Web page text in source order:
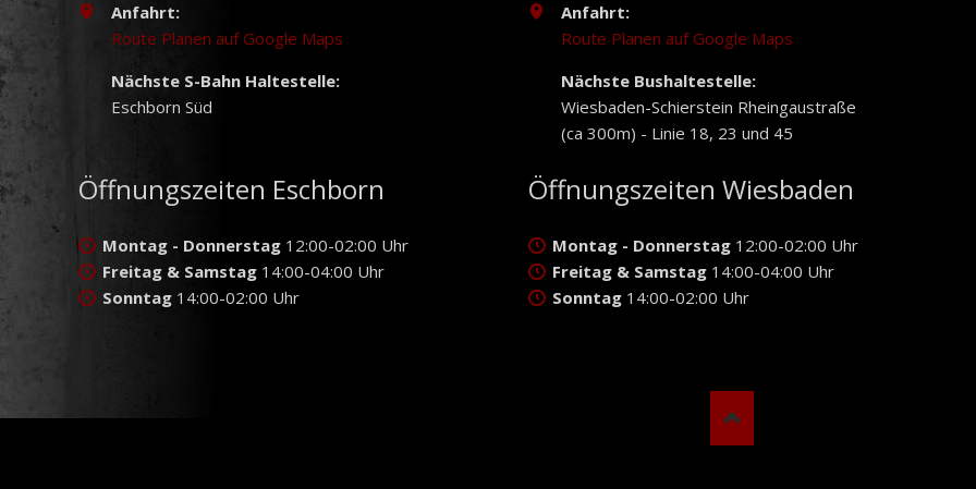
Anfahrt:
Route Planen auf Google Maps
Nächste S-Bahn Haltestelle:
Eschborn Süd
Öffnungszeiten Eschborn
Montag - Donnerstag 12:00-02:00 Uhr
Freitag & Samstag 14:00-04:00 Uhr
Sonntag 14:00-02:00 Uhr
Anfahrt:
Route Planen auf Google Maps
Nächste Bushaltestelle:
Wiesbaden-Schierstein Rheingaustraße
(ca 300m) - Linie 18, 23 und 45
Öffnungszeiten Wiesbaden
Montag - Donnerstag 12:00-02:00 Uhr
Freitag & Samstag 14:00-04:00 Uhr
Sonntag 14:00-02:00 Uhr